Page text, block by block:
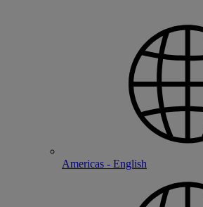
Americas - English